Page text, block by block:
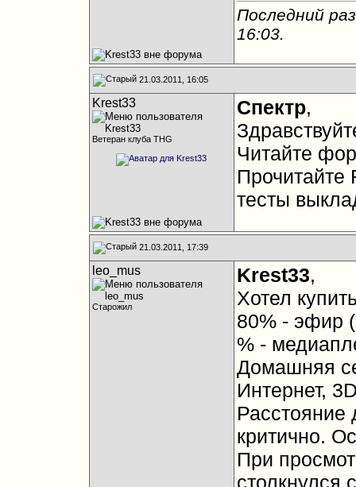
Последний
16:03.
21.03.2011, 16:05
Krest33
Ветеран клуба THG
Спектр,
Читайте
Прочитайте
тесты
21.03.2011, 17:39
leo_mus
Старожил
Krest33,
Хотел
80% - эфир
% -
Домашняя
Интернет,
Расстояние
критично.
При
столкнулся